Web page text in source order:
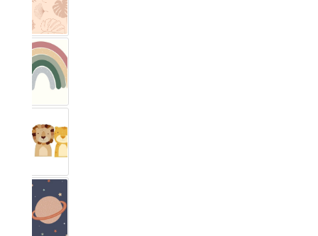
Monstera
Arc-en-ciel
Safari
Espace